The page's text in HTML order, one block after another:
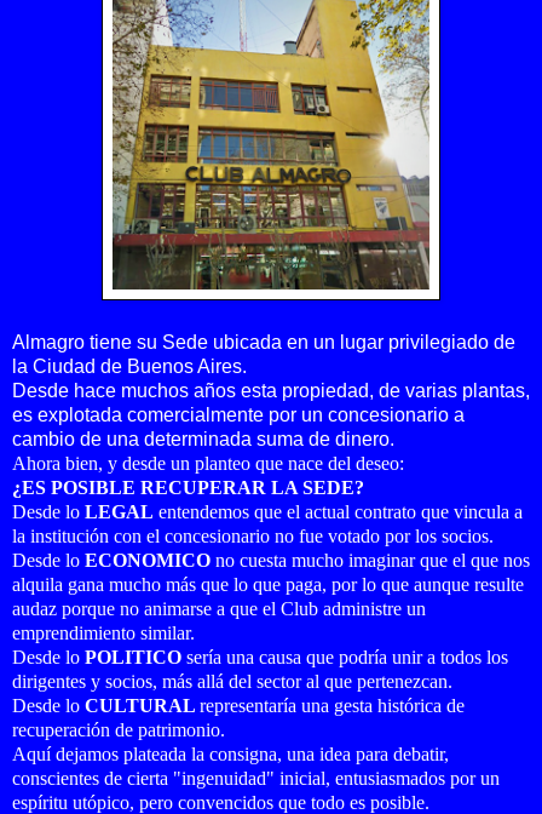
Almagro tiene su Sede ubicada en un lugar privilegiado de
la Ciudad de Buenos Aires.
Desde hace muchos años esta propiedad, de varias plantas,
es explotada comercialmente por un concesionario a
cambio de una determinada suma de dinero.
Ahora bien, y desde un planteo que nace del deseo:
¿ES POSIBLE RECUPERAR LA SEDE?
Desde lo LEGAL entendemos que el actual contrato que vincula a
la institución con el concesionario no fue votado por los socios.
Desde lo ECONOMICO no cuesta mucho imaginar que el que nos
alquila gana mucho más que lo que paga, por lo que aunque resulte
audaz porque no animarse a que el Club administre un
emprendimiento similar.
Desde lo POLITICO sería una causa que podría unir a todos los
dirigentes y socios, más allá del sector al que pertenezcan.
Desde lo CULTURAL representaría una gesta histórica de
recuperación de patrimonio.
Aquí dejamos plateada la consigna, una idea para debatir,
conscientes de cierta "ingenuidad" inicial, entusiasmados por un
espíritu utópico, pero convencidos que todo es posible.